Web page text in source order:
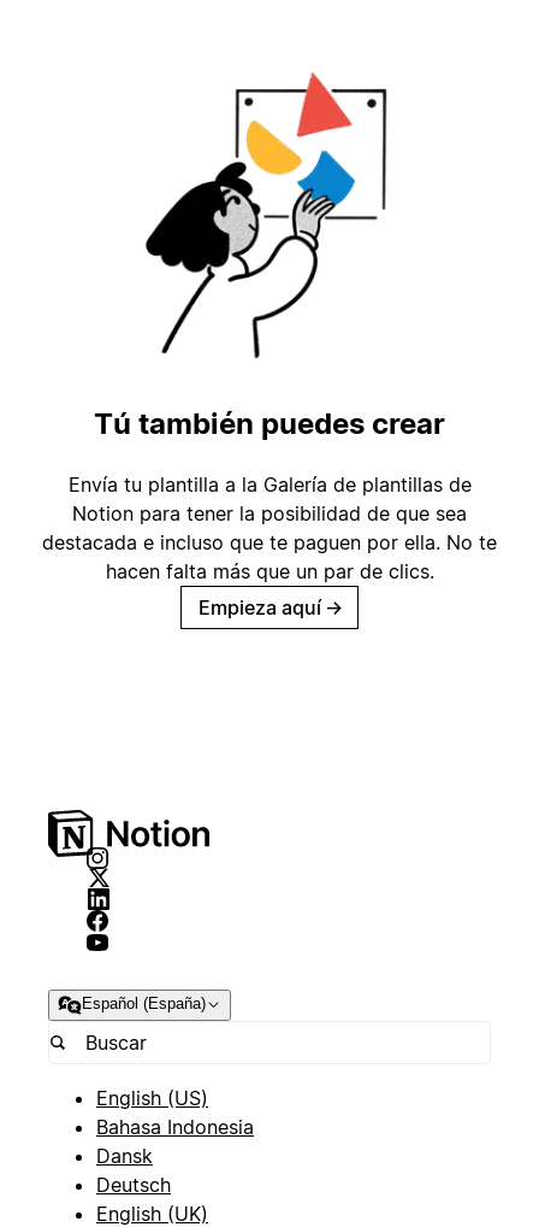
Tú también puedes crear
Envía tu plantilla a la Galería de plantillas de
Notion para tener la posibilidad de que sea
destacada e incluso que te paguen por ella. No te
hacen falta más que un par de clics.
Empieza aquí →
Español (España)
English (US)
Bahasa Indonesia
Dansk
Deutsch
English (UK)